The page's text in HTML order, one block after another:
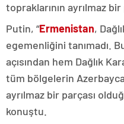
topraklarının ayrılmaz
Putin, “Ermenistan,
egemenliğini tanımadı.
açısından hem Dağlık
tüm bölgelerin
ayrılmaz bir parçası
konuştu.